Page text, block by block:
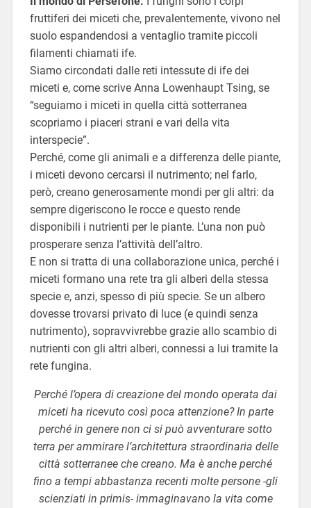
fruttiferi dei miceti che, prevalentemente, vivono nel
suolo espandendosi a ventaglio tramite piccoli
filamenti chiamati ife.
Siamo circondati dalle reti intessute di ife dei
miceti e, come scrive Anna Lowenhaupt Tsing, se
“seguiamo i miceti in quella città sotterranea
scopriamo i piaceri strani e vari della vita
interspecie”.
Perché, come gli animali e a differenza delle piante,
i miceti devono cercarsi il nutrimento; nel farlo,
però, creano generosamente mondi per gli altri: da
sempre digeriscono le rocce e questo rende
disponibili i nutrienti per le piante. L’una non può
prosperare senza l’attività dell’altro.
E non si tratta di una collaborazione unica, perché i
miceti formano una rete tra gli alberi della stessa
specie e, anzi, spesso di più specie. Se un albero
dovesse trovarsi privato di luce (e quindi senza
nutrimento), sopravvivrebbe grazie allo scambio di
nutrienti con gli altri alberi, connessi a lui tramite la
rete fungina.
Perché l’opera di creazione del mondo operata dai
miceti ha ricevuto così poca attenzione? In parte
perché in genere non ci si può avventurare sotto
terra per ammirare l’architettura straordinaria delle
città sotterranee che creano. Ma è anche perché
fino a tempi abbastanza recenti molte persone -gli
scienziati in primis- immaginavano la vita come